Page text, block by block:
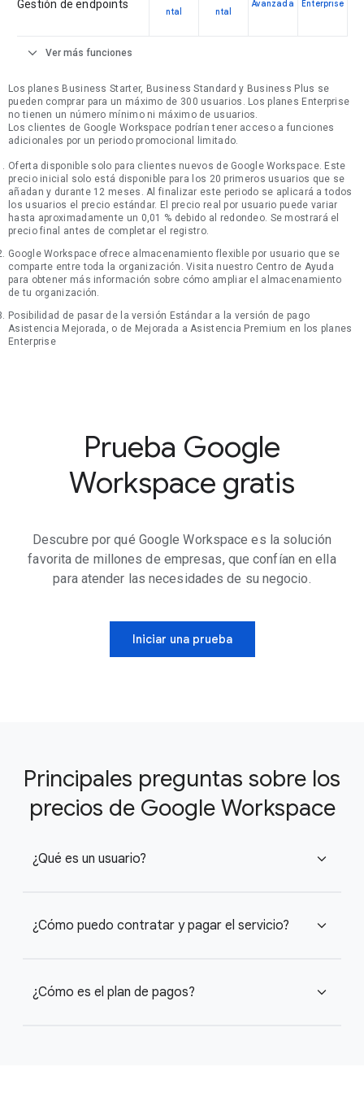
Gestión de endpoints
ntal
ntal
Avanzada Enterprise
expand_more Ver más funciones
Los planes Business Starter, Business Standard y Business Plus se
pueden comprar para un máximo de 300 usuarios. Los planes Enterprise
no tienen un número mínimo ni máximo de usuarios.
Los clientes de Google Workspace podrían tener acceso a funciones
adicionales por un periodo promocional limitado.
Oferta disponible solo para clientes nuevos de Google Workspace. Este
precio inicial solo está disponible para los 20 primeros usuarios que se
añadan y durante 12 meses. Al finalizar este periodo se aplicará a todos
los usuarios el precio estándar. El precio real por usuario puede variar
hasta aproximadamente un 0,01 % debido al redondeo. Se mostrará el
precio final antes de completar el registro.
Google Workspace ofrece almacenamiento flexible por usuario que se
comparte entre toda la organización. Visita nuestro Centro de Ayuda
para obtener más información sobre cómo ampliar el almacenamiento
de tu organización.
Posibilidad de pasar de la versión Estándar a la versión de pago
Asistencia Mejorada, o de Mejorada a Asistencia Premium en los planes
Enterprise
Prueba Google
Workspace gratis
Descubre por qué Google Workspace es la solución
favorita de millones de empresas, que confían en ella
para atender las necesidades de su negocio.
Iniciar una prueba
Principales preguntas sobre los
precios de Google Workspace
¿Qué es un usuario? expand_more
¿Cómo puedo contratar y pagar el servicio? expand_more
¿Cómo es el plan de pagos? expand_more